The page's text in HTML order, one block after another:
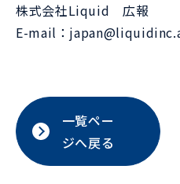
株式会社Liquid 広報
E-mail：
一覧ペー
ジへ戻る